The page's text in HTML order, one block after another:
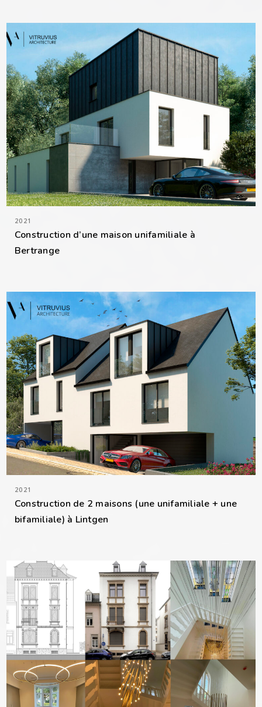
2021
Construction d’une maison unifamiliale à
Bertrange
2021
Construction de 2 maisons (une unifamiliale + une
bifamiliale) à Lintgen